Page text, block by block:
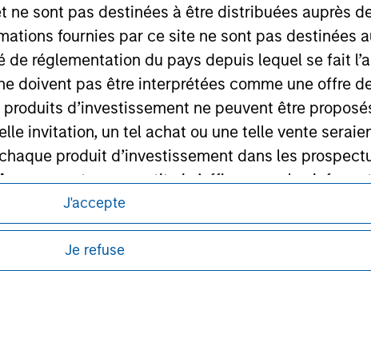
ne sont pas destinées à être distribuées auprès
fournies par ce site ne sont pas destinées
de réglementation du pays depuis lequel se fait
doivent pas être interprétées comme une offre
d’investissement ne peuvent être
invitation, un tel achat ou une telle vente
produit d’investissement dans les
ne garantit ni n’affirme que les
particulier
des Compartiments mentionnés sur le Site
le Rapport annuel et le Rapport semestriel
J'accepte
Je refuse
Careers
d’utilisation avant d’engager toute
et réglementaires applicables à la diffusion
Stanley Investment Management.
dans certaines juridictions ou pour